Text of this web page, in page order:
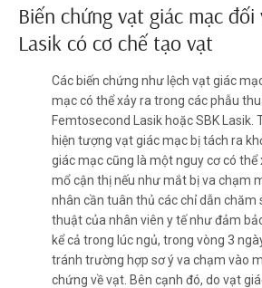
Biến chứng vạt giác mạc
Lasik có cơ chế tạo vạt
Các biến chứng như lệch vạt giác
mạc có thể xảy ra trong các phẫu
Femtosecond Lasik hoặc SBK Lasik.
hiện tượng vạt giác mạc bị tách ra
giác mạc cũng là một nguy cơ có thể
mổ cận thị nếu như mắt bị va chạm
nhân cần tuân thủ các chỉ dẫn chăm
thuật của nhân viên y tế như đảm
kể cả trong lúc ngủ, trong vòng 3
tránh trường hợp sơ ý va chạm vào
chứng về vạt. Bên cạnh đó, do vạt